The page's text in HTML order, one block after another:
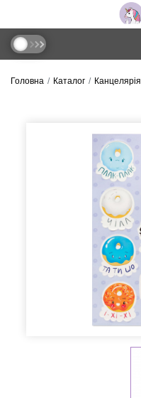
Головна Каталог Канцелярія